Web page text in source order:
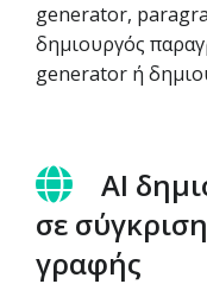
generator,
δημιουργός
generator ή
AI
σε
γραφής